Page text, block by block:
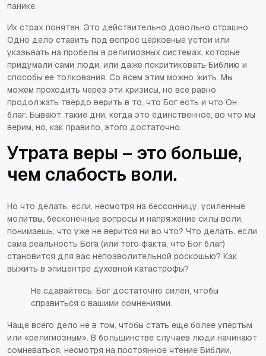
панике.
Их страх понятен. Это действительно довольно страшно.
Одно дело ставить под вопрос церковные устои или
указывать на пробелы в религиозных системах, которые
придумали сами люди, или даже покритиковать Библию и
способы ее толкования. Со всем этим можно жить. Мы
можем проходить через эти кризисы, но все равно
продолжать твердо верить в то, что Бог есть и что Он
благ. Бывают такие дни, когда это единственное, во что мы
верим, но, как правило, этого достаточно.
Утрата веры – это больше,
чем слабость воли.
Но что делать, если, несмотря на бессонницу, усиленные
молитвы, бесконечные вопросы и напряжение силы воли,
понимаешь, что уже не верится ни во что? Что делать, если
сама реальность Бога (или того факта, что Бог благ)
становится для вас непозволительной роскошью? Как
выжить в эпицентре духовной катастрофы?
Не сдавайтесь. Бог достаточно силен, чтобы
справиться с вашими сомнениями.
Чаще всего дело не в том, чтобы стать еще более упертым
или «религиозным». В большинстве случаев люди начинают
сомневаться, несмотря на постоянное чтение Библии,